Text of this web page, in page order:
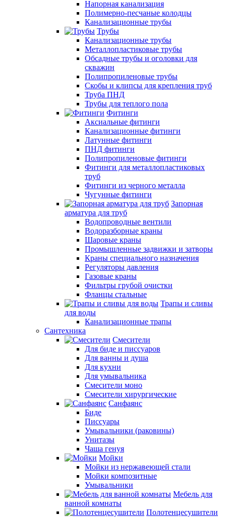
Напорная канализация
Полимерно-песчаные колодцы
Канализационные трубы
Трубы
Канализационные трубы
Металлопластиковые трубы
Обсадные трубы и оголовки для
скважин
Полипропиленовые трубы
Скобы и клипсы для крепления труб
Труба ПНД
Трубы для теплого пола
Фитинги
Аксиальные фитинги
Канализационные фитинги
Латунные фитинги
ПНД фитинги
Полипропиленовые фитинги
Фитинги для металлопластиковых
труб
Фитинги из черного металла
Чугунные фитинги
Запорная
арматура для труб
Водопроводные вентили
Водоразборные краны
Шаровые краны
Промышленные задвижки и затворы
Краны специального назначения
Регуляторы давления
Газовые краны
Фильтры грубой очистки
Фланцы стальные
Трапы и сливы
для воды
Канализационные трапы
Сантехника
Смесители
Для биде и писсуаров
Для ванны и душа
Для кухни
Для умывальника
Смесители моно
Смесители хирургические
Санфаянс
Биде
Писсуары
Умывальники (раковины)
Унитазы
Чаша генуя
Мойки
Мойки из нержавеющей стали
Мойки композитные
Умывальники
Мебель для
ванной комнаты
Полотенцесушители